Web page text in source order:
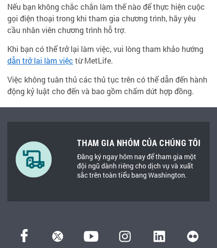
Nếu bạn không chắc chắn làm thế nào để thực hiện cuộc
gọi điện thoại trong khi tham gia chương trình, hãy yêu
cầu nhân viên chương trình hỗ trợ.
Khi bạn có thể trở lại làm việc, vui lòng tham khảo hướng
dẫn trở lại làm việc từ MetLife.
Việc không tuân thủ các thủ tục trên có thể dẫn đến hành
động kỷ luật cho đến và bao gồm chấm dứt hợp đồng.
THAM GIA NHÓM CỦA CHÚNG TÔI
Đăng ký ngay hôm nay để tham gia một
đội ngũ dành riêng cho dịch vụ và xuất
sắc trên toàn tiểu bang Washington.